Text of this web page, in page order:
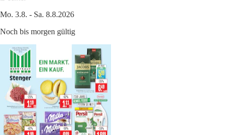
Mo. 3.8. - Sa. 8.8.2026
Noch bis morgen gültig